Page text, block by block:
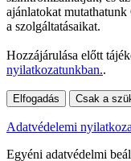
ajánlatokat
a szolgáltatásaikat.
Hozzájárulása előtt
nyilatkozatunkban..
Elfogadás Csak a
Adatvédelemi
Egyéni adatvédelmi